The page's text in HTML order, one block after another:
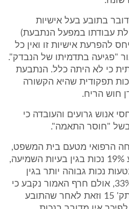
בתובע בעל אישיות
עבודתו במפעל הנתבעת)
להפרעת אישיות זו ואין כל
5% נכות עבור "פגיעה בתדמיתו של הנבדק".
כי לא היתה כלל. הנתבעת
תפקודית שהיא הקשורה
חוש הריח.
אנוש גרועים והעובדה כי
"חוסר התאמה".
הרפואי מטעם בית המשפט,
ד"ר גרינברג, קבע לתובע 19% נכות בגין בעיות השמיעה,
נכות גבוהה יותר בגין
בעיות השמיעה בשיעור 33%, אולם חרף האמור נקבע כי
אין כל הצדקה להפעלת תק' 15 וזאת לאחר שהתובע